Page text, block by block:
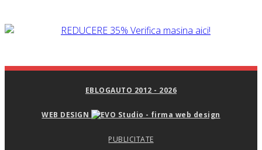
EBLOGAUTO 2012 - 2026
WEB DESIGN
PUBLICITATE